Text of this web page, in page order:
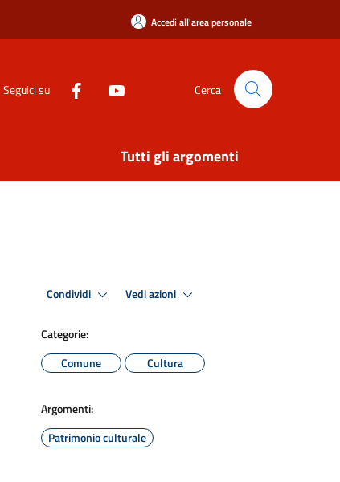
Accedi all'area personale
Seguici su Cerca
Tutti gli argomenti
Condividi Vedi azioni
Categorie:
Comune
Cultura
Argomenti:
Patrimonio culturale